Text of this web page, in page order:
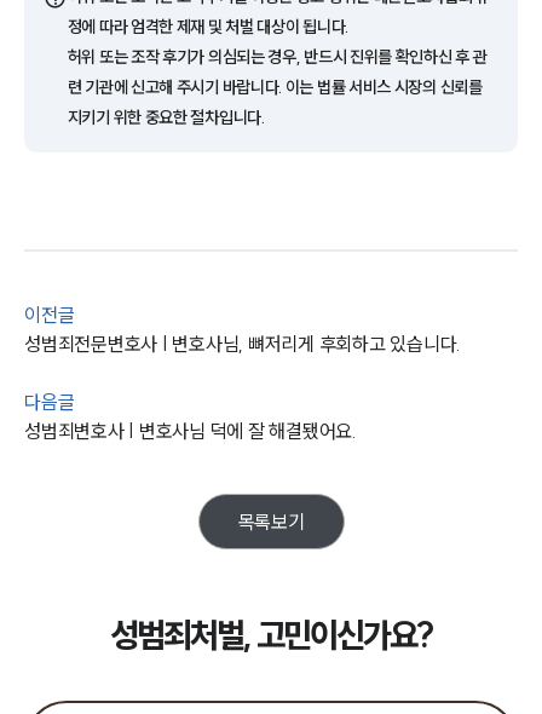
업무사례
주요 업무사례
사례분석/최신동향
성범죄대응부 업무
전체
구성원 소개
성범죄전문변호사
언론보도
공지사항
법률서식
정에 따라 엄격한 제재 및 처벌 대상이 됩니다.
허위 또는 조작 후기가 의심되는 경우, 반드시 진위를 확인하신 후 관
련 기관에 신고해 주시기 바랍니다. 이는 법률 서비스 시장의 신뢰를
지키기 위한 중요한 절차입니다.
이전글
성범죄전문변호사 | 변호사님, 뼈저리게 후회하고 있습니다.
다음글
성범죄변호사 | 변호사님 덕에 잘 해결됐어요.
목록보기
성범죄처벌, 고민이신가요?